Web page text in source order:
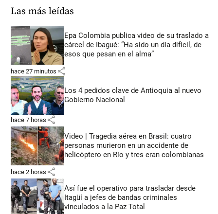
Las más leídas
Epa Colombia publica video de su traslado a
cárcel de Ibagué: “Ha sido un día difícil, de
esos que pesan en el alma”
hace 27 minutos share
Los 4 pedidos clave de Antioquia al nuevo
Gobierno Nacional
hace 7 horas share
Video | Tragedia aérea en Brasil: cuatro
personas murieron en un accidente de
helicóptero en Río y tres eran colombianas
hace 2 horas share
Así fue el operativo para trasladar desde
Itagüí a jefes de bandas criminales
vinculados a la Paz Total